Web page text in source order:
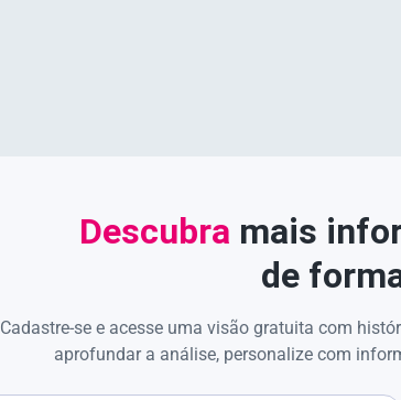
Descubra mais
de
Cadastre-se e acesse uma visão gratuita com
aprofundar a análise, personalize com